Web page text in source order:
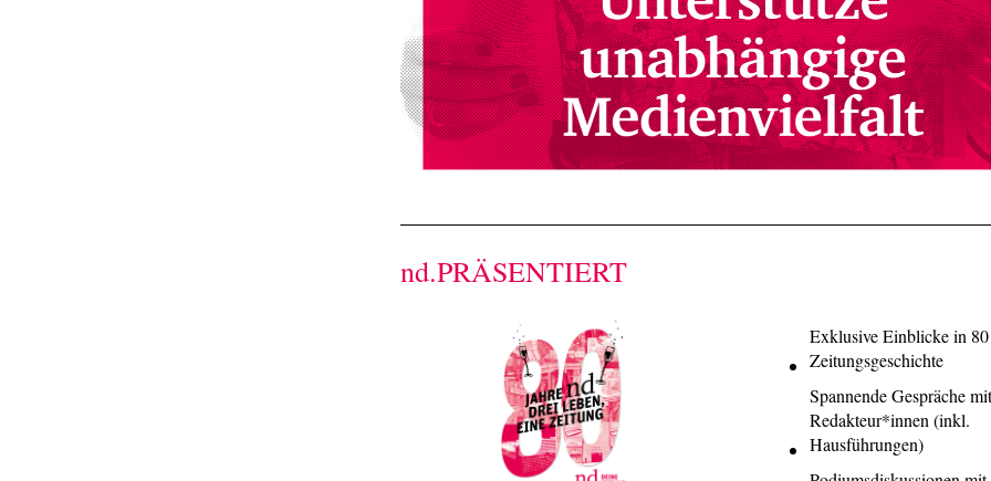
nd.PRÄSENTIERT
Exklusive Einblicke in 80
Zeitungsgeschichte
Spannende Gespräche mit
Redakteur*innen (inkl.
Hausführungen)